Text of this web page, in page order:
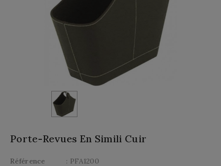
Porte-Revues En Simili Cuir
Référence
: PFA1200